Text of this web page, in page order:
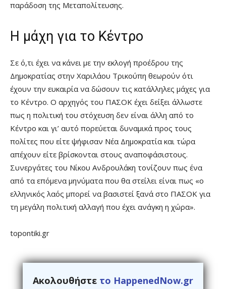
παράδοση της Μεταπολίτευσης.
Η μάχη για το Κέντρο
Σε ό,τι έχει να κάνει με την εκλογή προέδρου της
Δημοκρατίας στην Χαριλάου Τρικούπη θεωρούν ότι
έχουν την ευκαιρία να δώσουν τις κατάλληλες μάχες για
το Κέντρο. Ο αρχηγός του ΠΑΣΟΚ έχει δείξει άλλωστε
πως η πολιτική του στόχευση δεν είναι άλλη από το
Κέντρο και γι’ αυτό πορεύεται δυναμικά προς τους
πολίτες που είτε ψήφισαν Νέα Δημοκρατία και τώρα
απέχουν είτε βρίσκονται στους αναποφάσιστους.
Συνεργάτες του Νίκου Ανδρουλάκη τονίζουν πως ένα
από τα επόμενα μηνύματα που θα στείλει είναι πως «ο
ελληνικός λαός μπορεί να βασιστεί ξανά στο ΠΑΣΟΚ για
τη μεγάλη πολιτική αλλαγή που έχει ανάγκη η χώρα».
topontiki.gr
Ακολουθήστε το HappenedNow.gr